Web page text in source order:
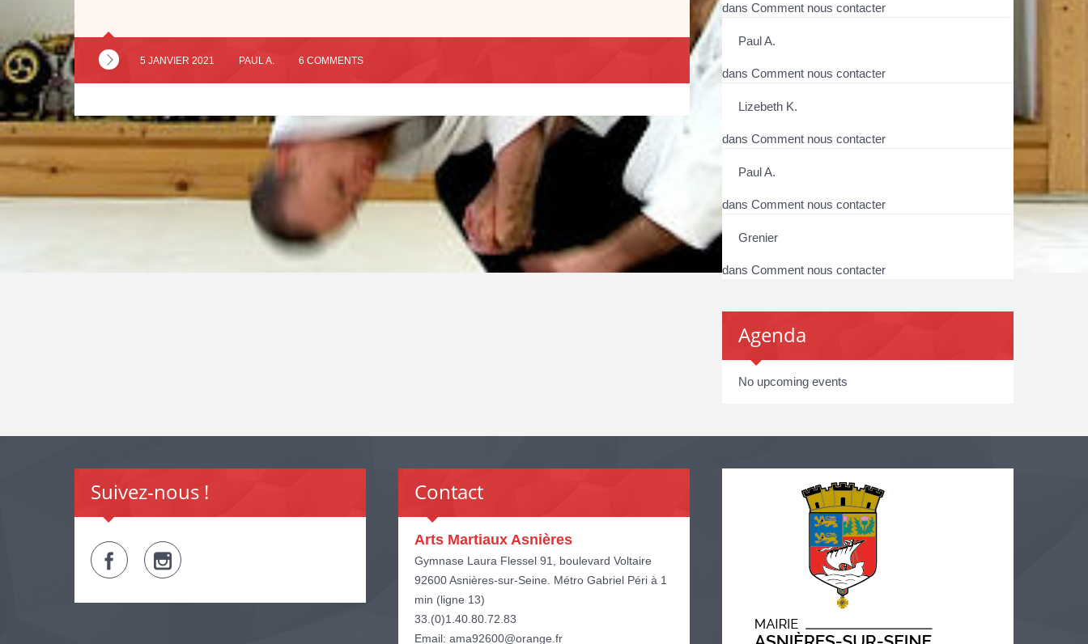
5 JANVIER 2021 PAUL A. 6 COMMENTS
dans Comment nous contacter
Paul A.
dans Comment nous contacter
Lizebeth K.
dans Comment nous contacter
Paul A.
dans Comment nous contacter
Grenier
dans Comment nous contacter
Agenda
No upcoming events
Suivez-nous ! Contact
Arts Martiaux Asnières
Gymnase Laura Flessel 91, boulevard Voltaire
92600 Asnières-sur-Seine. Métro Gabriel Péri à 1
min (ligne 13)
33.(0)1.40.80.72.83
Email: ama92600@orange.fr